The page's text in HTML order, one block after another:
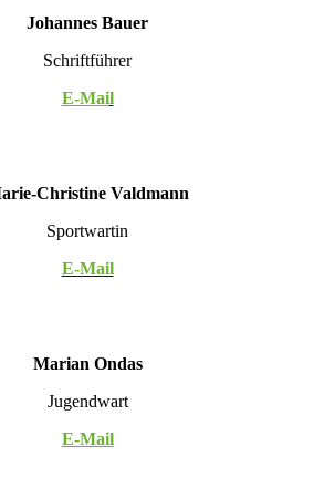
Johannes Bauer
Schriftführer
E-Mail
Christine Valdmann
Sportwartin
E-Mail
Marian Ondas
Jugendwart
E-Mail